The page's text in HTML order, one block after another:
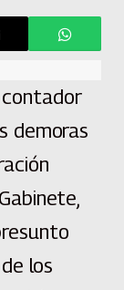
contador
demoras
los